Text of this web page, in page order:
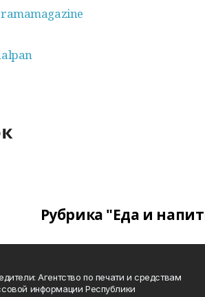
Рубрика "Еда и
Агентство по печати и средствам
информации Республики